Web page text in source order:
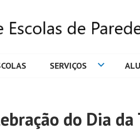
SERVIÇOS
do Dia